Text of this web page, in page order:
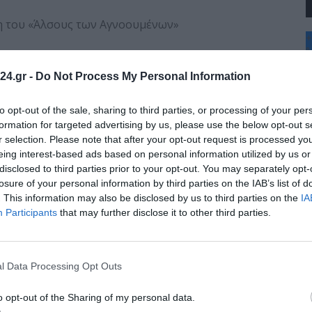
- Do Not Process My Personal Information
opt-out of the sale, sharing to third parties, or processing of your
for targeted advertising by us, please use the below opt-out
selection. Please note that after your opt-out request is processed
interest-based ads based on personal information utilized by us
to third parties prior to your opt-out. You may separately
of your personal information by third parties on the IAB’s list of
This information may also be disclosed by us to third parties on the
Participants that may further disclose it to other third parties.
Data Processing Opt Outs
opt-out of the Sharing of my personal data.
του «Άλσους των Αγνοουμένων»
κ. Μιχάλη Δαμιανού
μουσική και χορούς με το χορευτικό
Λυκεσά
λαό, υπερασπιζόμενη τη μνήμη, την
+
°